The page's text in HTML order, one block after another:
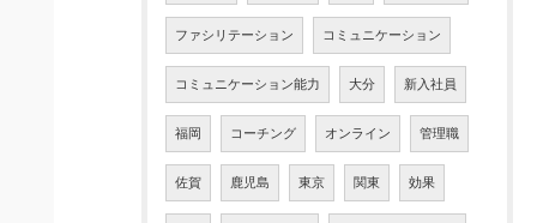
ファシリテーション コミュニケーション
コミュニケーション能力 大分 新入社員
福岡 コーチング オンライン 管理職
佐賀 鹿児島 東京 関東 効果